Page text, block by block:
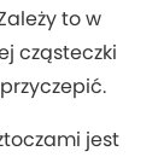
to w
cząsteczki
jest